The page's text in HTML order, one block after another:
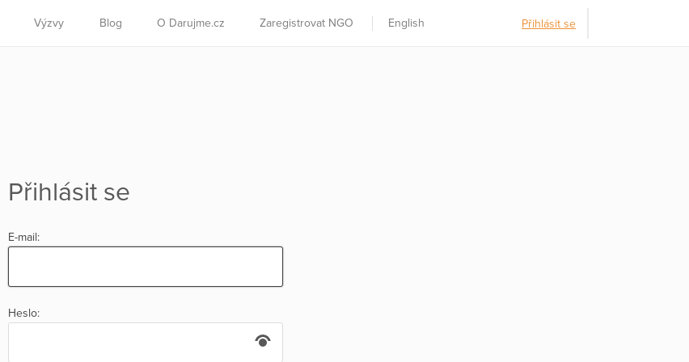
Výzvy Blog O Darujme.cz Zaregistrovat NGO English Přihlásit se
Přihlásit se
E-mail:
Heslo: